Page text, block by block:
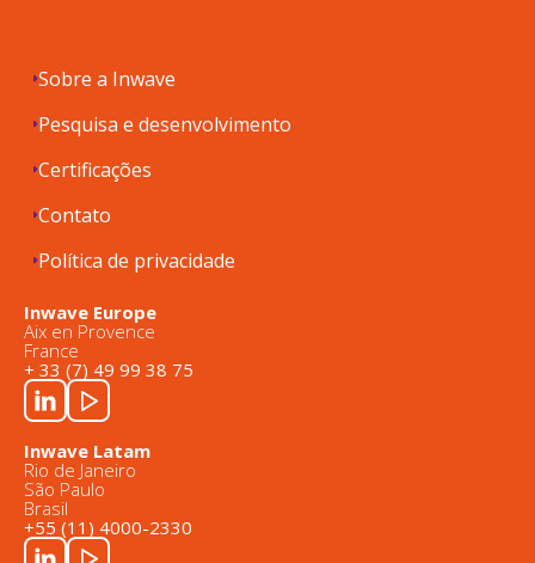
Sobre a Inwave
Pesquisa e desenvolvimento
Certificações
Contato
Política de privacidade
Inwave Europe
Aix en Provence
France
+ 33 (7) 49 99 38 75
Inwave Latam
Rio de Janeiro
São Paulo
Brasil
+55 (11) 4000-2330